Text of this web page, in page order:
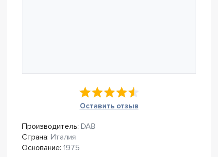
Оставить отзыв
Производитель: DAB
Страна: Италия
Основание: 1975